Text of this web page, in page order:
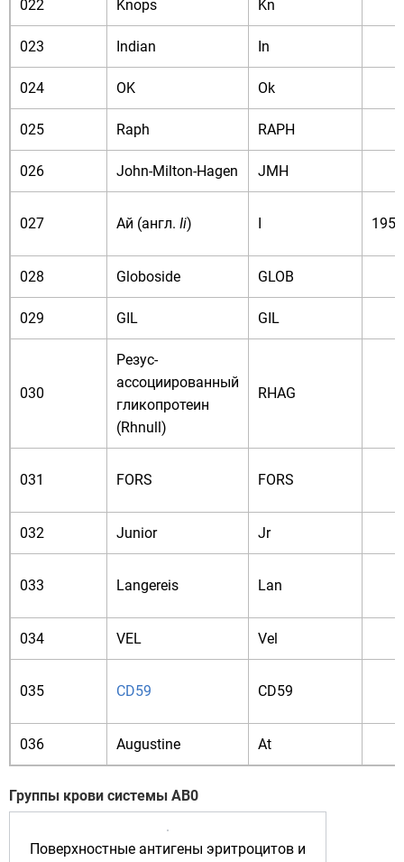
022 Knops Kn
023 Indian In
024 OK Ok
025 Raph RAPH
026 John-Milton-Hagen JMH
027 Ай (англ. Ii) I 1956
028 Globoside GLOB
029 GIL GIL
030
Резус-
ассоциированный
гликопротеин
(Rhnull)
RHAG
031 FORS FORS
032 Junior Jr
033 Langereis Lan
034 VEL Vel
035 CD59 CD59
036 Augustine At
Группы крови системы AB0
Поверхностные антигены эритроцитов и